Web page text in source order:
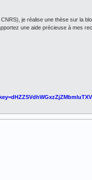
je réalise une thèse sur la
une aide précieuse à mes